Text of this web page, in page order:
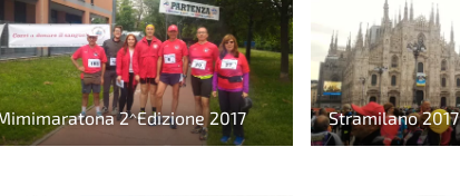
2^Edizione 2017 Stramilano 2017